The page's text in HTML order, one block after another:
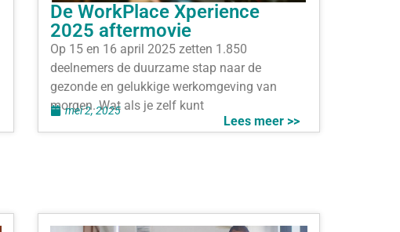
De WorkPlace Xperience
2025 aftermovie
Op 15 en 16 april 2025 zetten 1.850
deelnemers de duurzame stap naar de
gezonde en gelukkige werkomgeving van
morgen. Wat als je zelf kunt
Lees meer >>
mei 2, 2025